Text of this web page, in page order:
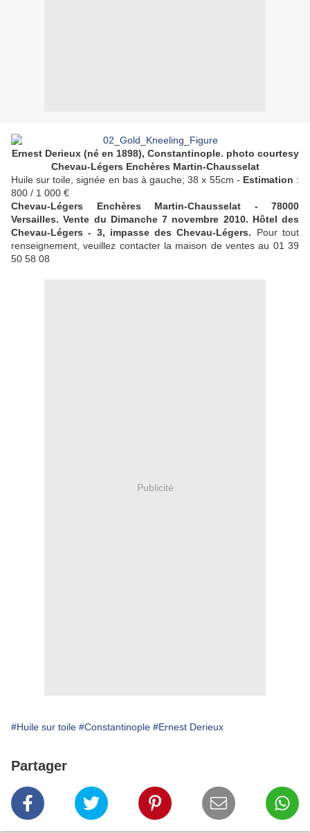
Ernest Derieux (né en 1898), Constantinople. photo courtesy
Chevau-Légers Enchères Martin-Chausselat
Huile sur toile, signée en bas à gauche; 38 x 55cm - Estimation :
800 / 1 000 €
Chevau-Légers Enchères Martin-Chausselat - 78000
Versailles. Vente du Dimanche 7 novembre 2010. Hôtel des
Chevau-Légers - 3, impasse des Chevau-Légers. Pour tout
renseignement, veuillez contacter la maison de ventes au 01 39
50 58 08
Publicité
#Huile sur toile #Constantinople #Ernest Derieux
Partager